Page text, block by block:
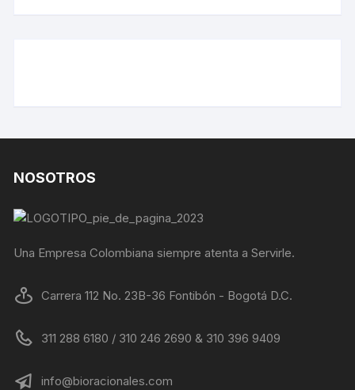
NOSOTROS
Una Empresa Colombiana siempre atenta a Servirle.
Carrera 112 No. 23B-36 Fontibón - Bogotá D.C.
311 288 6180 / 310 246 2690 & 310 396 9409
info@bioracionales.com